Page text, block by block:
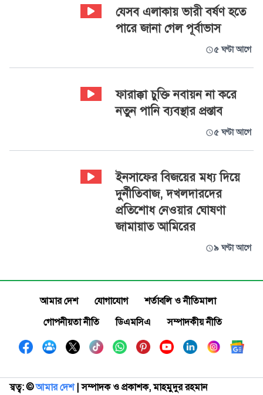
যেসব এলাকায় ভারী বর্ষণ হতে
পারে জানা গেল পূর্বাভাস
৫ ঘণ্টা আগে
ফারাক্কা চুক্তি নবায়ন না করে
নতুন পানি ব্যবস্থার প্রস্তাব
৫ ঘণ্টা আগে
ইনসাফের বিজয়ের মধ্য দিয়ে
দুর্নীতিবাজ, দখলদারদের
প্রতিশোধ নেওয়ার ঘোষণা
জামায়াত আমিরের
৯ ঘণ্টা আগে
আমার দেশ যোগাযোগ
শর্তাবলি ও নীতিমালা
গোপনীয়তা নীতি
ডিএমসিএ সম্পাদকীয় নীতি
স্বত্ব: ©️আমার দেশ| সম্পাদক ও প্রকাশক, মাহমুদুর রহমান